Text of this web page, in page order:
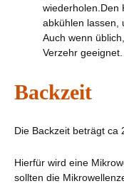
wiederholen.Den
abkühlen lassen,
Auch wenn
Verzehr geeignet.
Backzeit
Die Backzeit beträgt ca
Hierfür wird eine
sollten die